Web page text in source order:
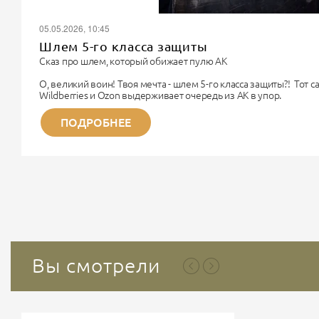
05.05.2026, 10:45
Шлем 5-го класса защиты
Сказ про шлем, который обижает пулю АК
О, великий воин! Твоя мечта - шлем 5-го класса защиты?! Тот
Wildberries и Ozon выдерживает очередь из АК в упор.
Поздравляю. Ты хочешь купить чугунный унитаз, чтобы надеть
Немного физики для прояснения сознания.
Дорогой Рембо, 5-й класс бронезащиты (по старому ГОСТу) -
ПОДРОБНЕЕ
Вы смотрели